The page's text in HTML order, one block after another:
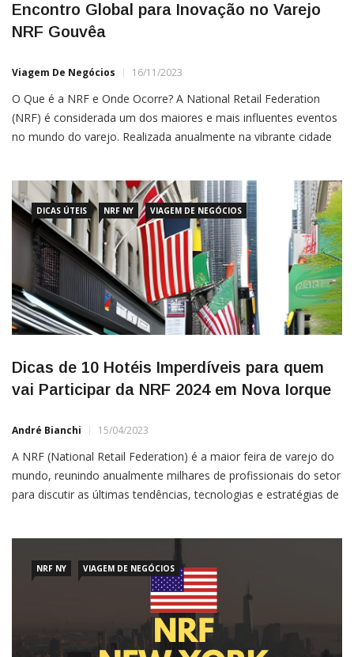
Encontro Global para Inovação no Varejo
NRF Gouvêa
Viagem De Negócios 16/11/2023
O Que é a NRF e Onde Ocorre? A National Retail Federation
(NRF) é considerada um dos maiores e mais influentes eventos
no mundo do varejo. Realizada anualmente na vibrante cidade
DICAS ÚTEIS NRF NY VIAGEM DE NEGÓCIOS
Dicas de 10 Hotéis Imperdíveis para quem
vai Participar da NRF 2024 em Nova Iorque
André Bianchi 15/04/2023
A NRF (National Retail Federation) é a maior feira de varejo do
mundo, reunindo anualmente milhares de profissionais do setor
para discutir as últimas tendências, tecnologias e estratégias de
networking e […]
NRF NY VIAGEM DE NEGÓCIOS